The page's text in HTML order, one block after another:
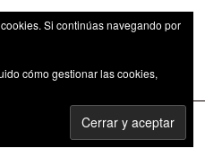
fenómeno cultural
Si continúas navegando por
cómo gestionar las cookies,